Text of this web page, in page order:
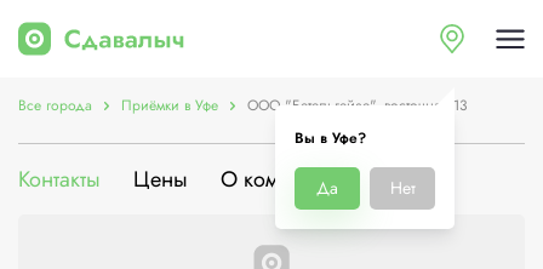
Вы в Уфе?
Да Нет
Все города Приёмки в Уфе ООО "Бетельгейзе", восточная 13
Контакты Цены О компании